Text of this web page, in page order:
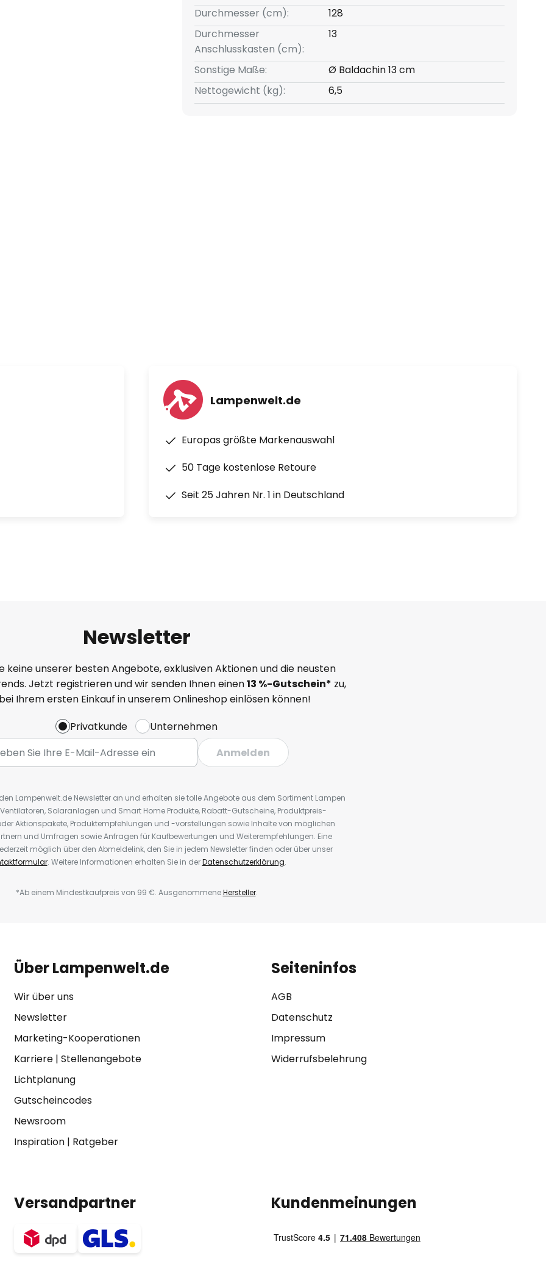
Just Fan wird inklusive
so ist der Deckenventilator
Sommer als Luftabkühler,
Heizung erwärmten Luft,
der Minute.
werden.
Durchmesser (cm):
128
Durchmesser
Anschlusskasten (cm):
13
Sonstige Maße:
Ø Baldachin 13 cm
Nettogewicht (kg):
6,5
Lampenwelt.de
Europas größte Markenauswahl
50 Tage kostenlose Retoure
Seit 25 Jahren Nr. 1 in Deutschland
Newsletter
keine unserer besten Angebote, exklusiven Aktionen und die neusten
Jetzt registrieren und wir senden Ihnen einen13 %-Gutschein* zu,
Ihrem ersten Einkauf in unserem Onlineshop einlösen können!
Privatkunde
Unternehmen
Anmelden
Lampenwelt.de Newsletter an und erhalten sie tolle Angebote aus dem Sortiment Lampen
Solaranlagen und Smart Home Produkte, Rabatt-Gutscheine, Produktpreis-
Aktionspakete, Produktempfehlungen und -vorstellungen sowie Inhalte von möglichen
und Umfragen sowie Anfragen für Kaufbewertungen und Weiterempfehlungen. Eine
möglich über den Abmeldelink, den Sie in jedem Newsletter finden oder über unser
. Weitere Informationen erhalten Sie in derDatenschutzerklärung.
*Ab einem Mindestkaufpreis von 99 €. AusgenommeneHersteller.
Über Lampenwelt.de
Wir über uns
Newsletter
Marketing-Kooperationen
Karriere| Stellenangebote
Lichtplanung
Gutscheincodes
Newsroom
Inspiration| Ratgeber
Seiteninfos
AGB
Datenschutz
Impressum
Widerrufsbelehrung
Versandpartner Kundenmeinungen